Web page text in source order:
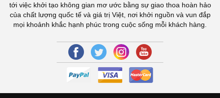
tới việc khởi tạo không gian mơ ước bằng sự giao thoa hoàn hảo
của chất lượng quốc tế và giá trị Việt, nơi khởi nguồn và vun đắp
mọi khoảnh khắc hạnh phúc trong cuộc sống mỗi khách hàng.